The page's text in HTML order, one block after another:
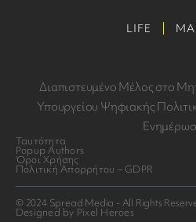
LIFE
Διαπιστευμένο Μέλος στο
Υπουργείου Ψηφιακής
Ταυτότητα
Popup Authors
Όροι Χρήσης
Πολιτική Απορρήτου – GDPR
© 2024 Spread Media - All Rights
Designed by Pixel Heroes